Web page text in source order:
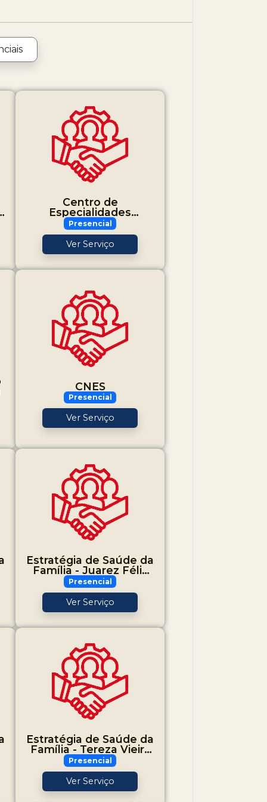
Centro de
Especialidades
Odontológicas (CEO)
Presencial
Ver Serviço
CNES
Presencial
Ver Serviço
Estratégia de Saúde da
Família - Juarez Félix
Pacheco
Presencial
Ver Serviço
Estratégia de Saúde da
Família - Tereza Vieira
Franciscone
Presencial
Ver Serviço